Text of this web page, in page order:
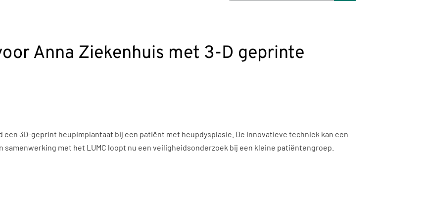
Anna Ziekenhuis met 3-D geprinte
3D-geprint heupimplantaat bij een patiënt met heupdysplasie. De innovatieve techniek kan een
met het LUMC loopt nu een veiligheidsonderzoek bij een kleine patiëntengroep.